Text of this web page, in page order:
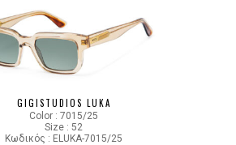
GIGISTUDIOS LUKA
Color : 7015/25
Size : 52
Κωδικός : ELUKA-7015/25